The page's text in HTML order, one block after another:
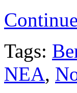
Tags:
NEA,